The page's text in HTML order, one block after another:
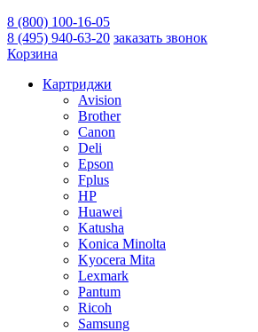
8 (800) 100-16-05
8 (495) 940-63-20 заказать звонок
Корзина
Картриджи
Avision
Brother
Canon
Deli
Epson
Fplus
HP
Huawei
Katusha
Konica Minolta
Kyocera Mita
Lexmark
Pantum
Ricoh
Samsung